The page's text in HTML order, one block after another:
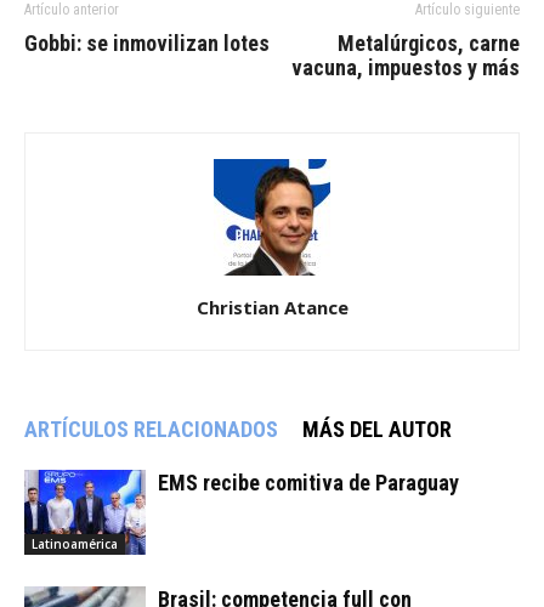
Artículo anterior
Gobbi: se inmovilizan lotes
Artículo siguiente
Metalúrgicos, carne
vacuna, impuestos y más
Christian Atance
ARTÍCULOS RELACIONADOS MÁS DEL AUTOR
Latinoamérica
EMS recibe comitiva de Paraguay
Brasil: competencia full con